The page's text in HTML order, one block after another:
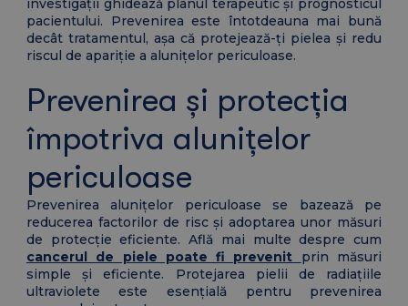
investigații ghidează planul terapeutic și prognosticul
pacientului. Prevenirea este întotdeauna mai bună
decât tratamentul, așa că protejează-ți pielea și redu
riscul de apariție a alunițelor periculoase.
Prevenirea și protecția
împotriva alunițelor
periculoase
Prevenirea alunițelor periculoase se bazează pe
reducerea factorilor de risc și adoptarea unor măsuri
de protecție eficiente. Află mai multe despre cum
cancerul de piele poate fi prevenit prin măsuri
simple și eficiente. Protejarea pielii de radiațiile
ultraviolete este esențială pentru prevenirea